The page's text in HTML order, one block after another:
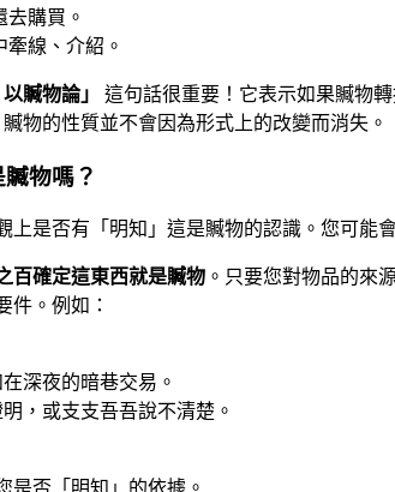
購買。
線、介紹。
贓物論」
這句話很重要！它表示如果贓物
物的性質並不會因為形式上的改變而消失。
物嗎？
上是否有「明知」這是贓物的認識。您可能
百確定這東西就是贓物 。只要您對物品的來源
件。例如：
深夜的暗巷交易。
，或支支吾吾說不清楚。